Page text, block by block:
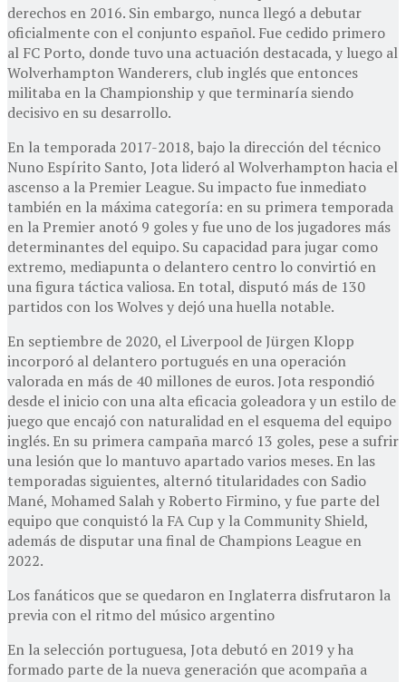
derechos en 2016. Sin embargo, nunca llegó a debutar
oficialmente con el conjunto español. Fue cedido primero
al FC Porto, donde tuvo una actuación destacada, y luego al
Wolverhampton Wanderers, club inglés que entonces
militaba en la Championship y que terminaría siendo
decisivo en su desarrollo.
En la temporada 2017-2018, bajo la dirección del técnico
Nuno Espírito Santo, Jota lideró al Wolverhampton hacia el
ascenso a la Premier League. Su impacto fue inmediato
también en la máxima categoría: en su primera temporada
en la Premier anotó 9 goles y fue uno de los jugadores más
determinantes del equipo. Su capacidad para jugar como
extremo, mediapunta o delantero centro lo convirtió en
una figura táctica valiosa. En total, disputó más de 130
partidos con los Wolves y dejó una huella notable.
En septiembre de 2020, el Liverpool de Jürgen Klopp
incorporó al delantero portugués en una operación
valorada en más de 40 millones de euros. Jota respondió
desde el inicio con una alta eficacia goleadora y un estilo de
juego que encajó con naturalidad en el esquema del equipo
inglés. En su primera campaña marcó 13 goles, pese a sufrir
una lesión que lo mantuvo apartado varios meses. En las
temporadas siguientes, alternó titularidades con Sadio
Mané, Mohamed Salah y Roberto Firmino, y fue parte del
equipo que conquistó la FA Cup y la Community Shield,
además de disputar una final de Champions League en
2022.
Los fanáticos que se quedaron en Inglaterra disfrutaron la
previa con el ritmo del músico argentino
En la selección portuguesa, Jota debutó en 2019 y ha
formado parte de la nueva generación que acompaña a